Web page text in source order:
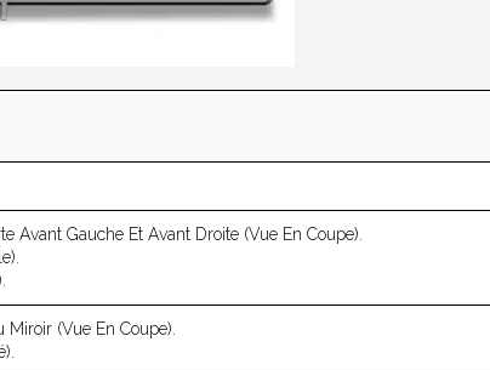
Avant Gauche Et Avant Droite (vue En Coupe).
Miroir (vue En Coupe).